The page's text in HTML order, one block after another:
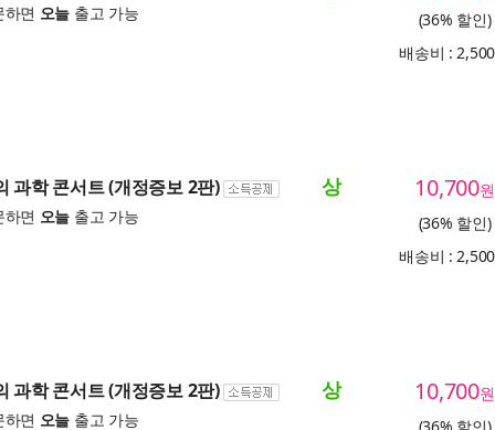
면 오늘 출고 가능
(36% 할인)
배송비 :
과학 콘서트 (개정증보 2판)
면 오늘 출고 가능
상 10,700원
(36% 할인)
배송비 :
과학 콘서트 (개정증보 2판)
면 오늘 출고 가능
상 10,700원